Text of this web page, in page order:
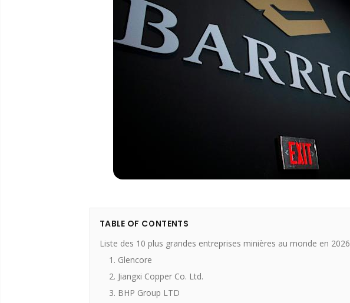
TABLE OF CONTENTS
Liste des 10 plus grandes entreprises minières au monde en 2026
1. Glencore
2. Jiangxi Copper Co. Ltd.
3. BHP Group LTD